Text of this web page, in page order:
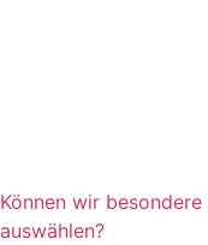
Können wir
auswählen?